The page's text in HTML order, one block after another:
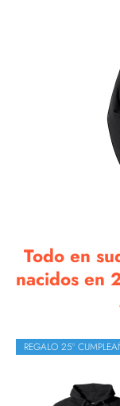
Todo en
nacidos en
REGALO 25º